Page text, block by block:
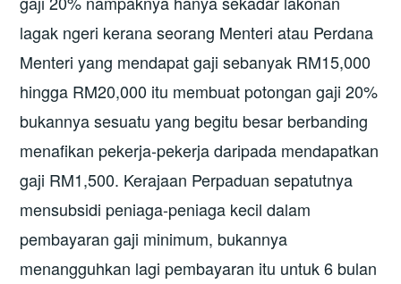
lagak ngeri kerana seorang Menteri atau Perdana
Menteri yang mendapat gaji sebanyak RM15,000
hingga RM20,000 itu membuat potongan gaji 20%
bukannya sesuatu yang begitu besar berbanding
menafikan pekerja-pekerja daripada mendapatkan
gaji RM1,500. Kerajaan Perpaduan sepatutnya
mensubsidi peniaga-peniaga kecil dalam
pembayaran gaji minimum, bukannya
menangguhkan lagi pembayaran itu untuk 6 bulan